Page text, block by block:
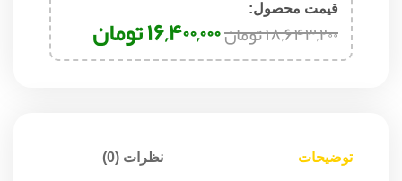
قیمت محصول:​
۱۸,۶۴۳,۲۰۰تومان۱۶,۴۰۰,۰۰۰تومان
توضیحات نظرات (0)